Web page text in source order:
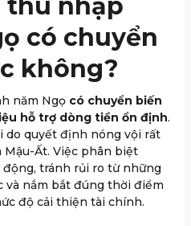
có chuyển
không?
năm Ngọ có chuyển biến
hỗ trợ dòng tiền ổn định.
do quyết định nóng vội rất
Ất. Việc phân biệt
tránh rủi ro từ những
nắm bắt đúng thời điểm
độ cải thiện tài chính.